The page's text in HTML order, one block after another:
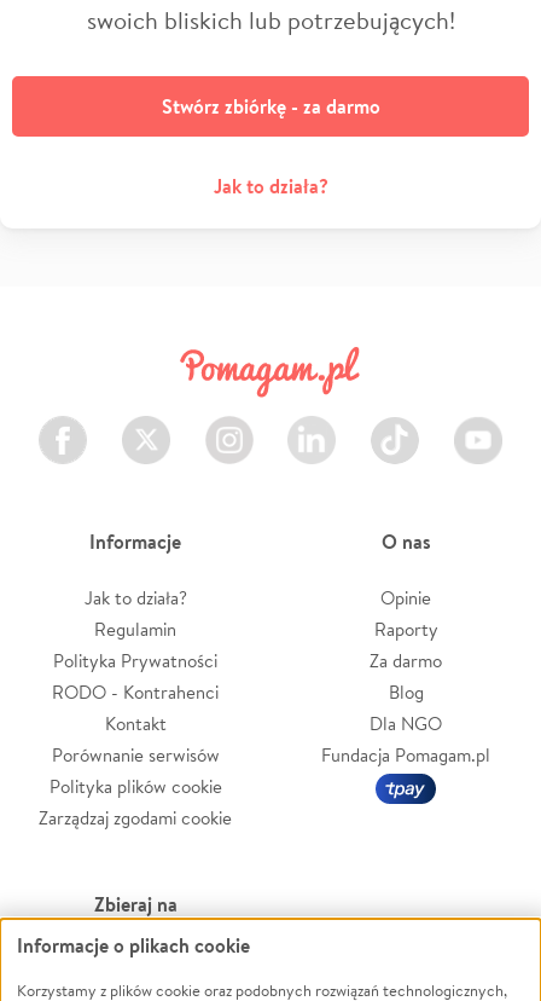
swoich bliskich lub potrzebujących!
Stwórz zbiórkę - za darmo
Jak to działa?
Facebook Twitter Instagram LinkedIn TikTok Youtube
Informacje
Jak to działa?
Regulamin
Polityka Prywatności
RODO - Kontrahenci
Kontakt
Porównanie serwisów
Polityka plików cookie
Zarządzaj zgodami cookie
O nas
Opinie
Raporty
Za darmo
Blog
Dla NGO
Fundacja Pomagam.pl
Zbieraj na
Leczenie
Zwierzęta
Powódź
Informacje o plikach cookie
Korzystamy z plików cookie oraz podobnych rozwiązań technologicznych,